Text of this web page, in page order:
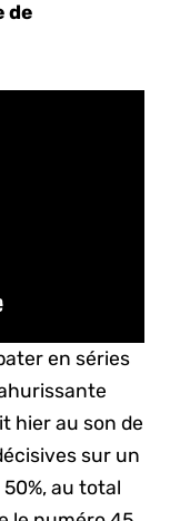
de
en séries
hier au son de
sur un
au total